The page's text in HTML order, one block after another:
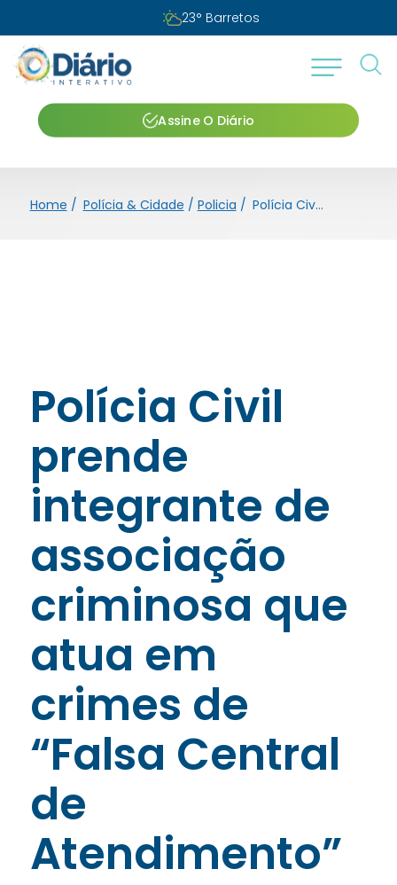
Domingo, 09 de agosto de 2026
Assine O Diário
Home / Polícia & Cidade / Policia / Polícia Civil prende integrante de associação criminosa que atua em crimes de “Falsa Central de Atendimento”
Polícia Civil
prende
integrante de
associação
criminosa que
atua em
crimes de
“Falsa Central
de
Atendimento”